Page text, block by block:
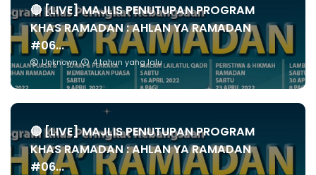
🔴 [LIVE] MAJLIS PENUTUPAN PROGRAM
KHAS RAMADAN : AHLAN YA RAMADAN
#06...
Unknown 4 tahun yang lalu
🔴 [LIVE] MAJLIS PENUTUPAN PROGRAM
KHAS RAMADAN : AHLAN YA RAMADAN
#06...